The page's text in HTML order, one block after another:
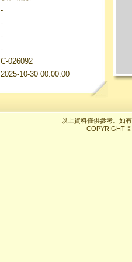
-
-
-
-
C-026092
2025-10-30 00:00:00
以上資料僅供參考。如
COPYRIGHT ©